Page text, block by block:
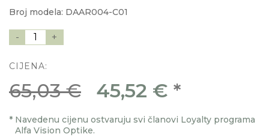
Broj modela: DAAR004-C01
- 1 +
CIJENA:
65,03 € 45,52 € *
* Navedenu cijenu ostvaruju svi članovi Loyalty programa
Alfa Vision Optike.